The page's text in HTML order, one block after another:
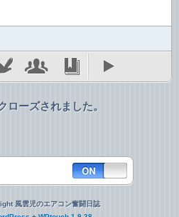
ローズされました。
風雲児のエアコン奮闘日誌